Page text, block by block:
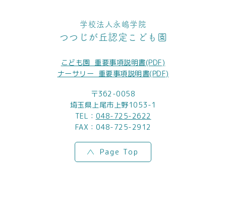
学校法人永嶋学院
つつじが丘認定こども園
こども園_重要事項説明書(PDF)
ナーサリー_重要事項説明書(PDF)
〒362-0058
埼玉県上尾市上野1053-1
TEL： 048-725-2622
FAX：048-725-2912
Page Top